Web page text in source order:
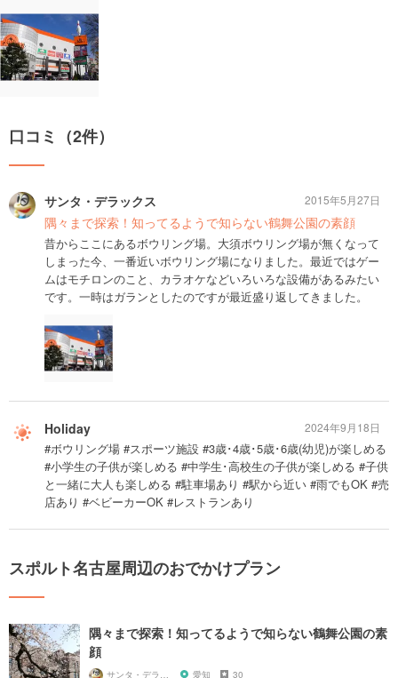
口コミ（2件）
サンタ・デラックス
隅々まで探索！知ってるようで知らない鶴舞公園の素顔
昔からここにあるボウリング場。大須ボウリング場が無くなって
しまった今、一番近いボウリング場になりました。最近ではゲー
ムはモチロンのこと、カラオケなどいろいろな設備があるみたい
です。一時はガランとしたのですが最近盛り返してきました。
2015年5月27日
Holiday
#ボウリング場 #スポーツ施設 #3歳･4歳･5歳･6歳(幼児)が楽しめる
#小学生の子供が楽しめる #中学生･高校生の子供が楽しめる #子供
と一緒に大人も楽しめる #駐車場あり #駅から近い #雨でもOK #売
店あり #ベビーカーOK #レストランあり
2024年9月18日
スポルト名古屋周辺のおでかけプラン
隅々まで探索！知ってるようで知らない鶴舞公園の素
顔
サンタ・デラックス 愛知 30